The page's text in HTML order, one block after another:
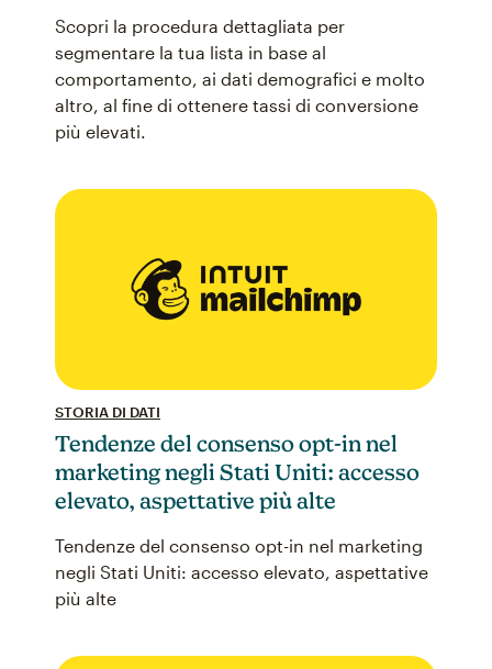
Scopri la procedura dettagliata per
segmentare la tua lista in base al
comportamento, ai dati demografici e molto
altro, al fine di ottenere tassi di conversione
più elevati.
STORIA DI DATI
Tendenze del consenso opt-in nel
marketing negli Stati Uniti: accesso
elevato, aspettative più alte
Tendenze del consenso opt-in nel marketing
negli Stati Uniti: accesso elevato, aspettative
più alte